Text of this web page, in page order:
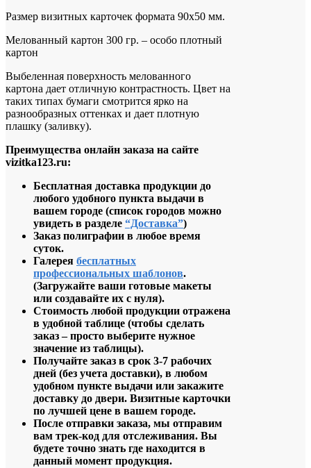
Размер визитных карточек формата 90х50 мм.
Мелованный картон 300 гр. – особо плотный
картон
Выбеленная поверхность мелованного
картона дает отличную контрастность. Цвет на
таких типах бумаги смотрится ярко на
разнообразных оттенках и дает плотную
плашку (заливку).
Преимущества онлайн заказа на сайте
vizitka123.ru:
Бесплатная доставка продукции до
любого удобного пункта выдачи в
вашем городе (список городов можно
увидеть в разделе “Доставка”)
Заказ полиграфии в любое время
суток.
Галерея бесплатных
профессиональных шаблонов.
(Загружайте ваши готовые макеты
или создавайте их с нуля).
Стоимость любой продукции отражена
в удобной таблице (чтобы сделать
заказ – просто выберите нужное
значение из таблицы).
Получайте заказ в срок 3-7 рабочих
дней (без учета доставки), в любом
удобном пункте выдачи или закажите
доставку до двери. Визитные карточки
по лучшей цене в вашем городе.
После отправки заказа, мы отправим
вам трек-код для отслеживания. Вы
будете точно знать где находится в
данный момент продукция.